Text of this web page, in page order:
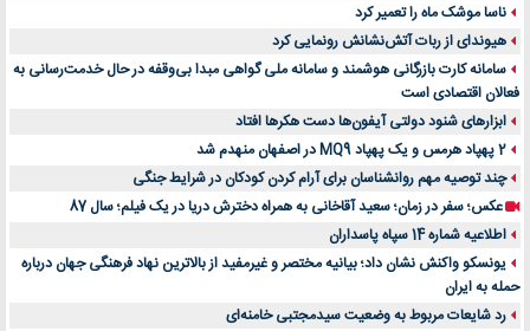
ناسا موشک ماه را تعمیر کرد
هیوندای از ربات آتش‌نشانش رونمایی کرد
سامانه کارت بازرگانی هوشمند و سامانه ملی گواهی مبدا بی‌وقفه در حال خدمت‌رسانی به
فعالان اقتصادی است
ابزارهای شنود دولتی آیفون‌ها دست هکرها افتاد
2 پهپاد هرمس و یک پهپاد MQ9 در اصفهان منهدم شد
چند توصیه مهم روانشناسان برای آرام کردن کودکان در شرایط جنگی
عکس؛ سفر در زمان؛ سعید آقاخانی به همراه دخترش دریا در یک فیلم؛ سال 87
اطلاعیه شماره 14 سپاه پاسداران
یونسکو واکنش نشان داد؛ بیانیه مختصر و غیرمفید از بالاترین نهاد فرهنگی جهان درباره
حمله به ایران
رد شایعات مربوط به وضعیت سیدمجتبی خامنه‌ای